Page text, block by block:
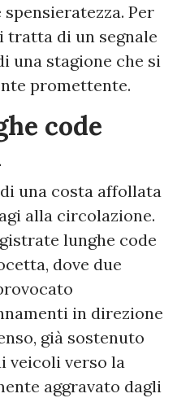
Per
di un segnale
una stagione che si
promettente.
code
una costa affollata
alla circolazione.
lunghe code
dove due
in direzione
già sostenuto
veicoli verso la
aggravato dagli